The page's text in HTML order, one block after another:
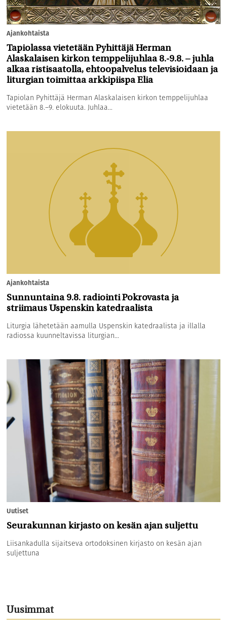
Ajankohtaista
Tapiolassa vietetään Pyhittäjä Herman
Alaskalaisen kirkon temppelijuhlaa 8.-9.8. – juhla
alkaa ristisaatolla, ehtoopalvelus televisioidaan ja
liturgian toimittaa arkkipiispa Elia
Tapiolan Pyhittäjä Herman Alaskalaisen kirkon temppelijuhlaa
vietetään 8.–9. elokuuta. Juhlaa...
Ajankohtaista
Sunnuntaina 9.8. radiointi Pokrovasta ja
striimaus Uspenskin katedraalista
Liturgia lähetetään aamulla Uspenskin katedraalista ja illalla
radiossa kuunneltavissa liturgian...
Uutiset
Seurakunnan kirjasto on kesän ajan suljettu
Liisankadulla sijaitseva ortodoksinen kirjasto on kesän ajan
suljettuna
Uusimmat